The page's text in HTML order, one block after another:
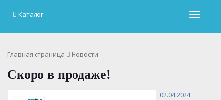
Каталог
Главная страница Новости
Скоро в продаже!
02.04.2024